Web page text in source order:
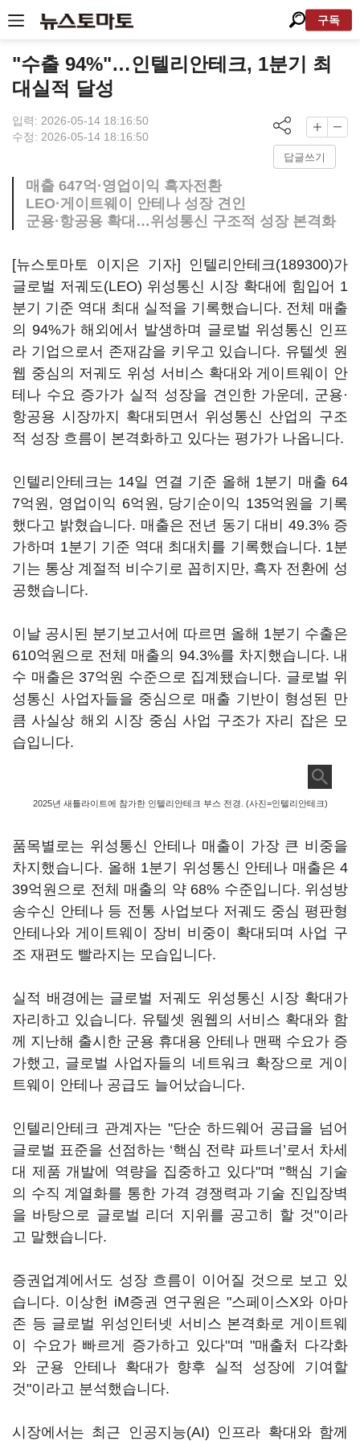
구독
"수출 94%"…인텔리안테크, 1분기 최
대실적 달성
입력: 2026-05-14 18:16:50
수정: 2026-05-14 18:16:50
답글쓰기
매출 647억·영업이익 흑자전환
LEO·게이트웨이 안테나 성장 견인
군용·항공용 확대…위성통신 구조적 성장 본격화
[뉴스토마토 이지은 기자] 인텔리안테크(189300)가
글로벌 저궤도(LEO) 위성통신 시장 확대에 힘입어 1
분기 기준 역대 최대 실적을 기록했습니다. 전체 매출
의 94%가 해외에서 발생하며 글로벌 위성통신 인프
라 기업으로서 존재감을 키우고 있습니다. 유텔셋 원
웹 중심의 저궤도 위성 서비스 확대와 게이트웨이 안
테나 수요 증가가 실적 성장을 견인한 가운데, 군용·
항공용 시장까지 확대되면서 위성통신 산업의 구조
적 성장 흐름이 본격화하고 있다는 평가가 나옵니다.
인텔리안테크는 14일 연결 기준 올해 1분기 매출 64
7억원, 영업이익 6억원, 당기순이익 135억원을 기록
했다고 밝혔습니다. 매출은 전년 동기 대비 49.3% 증
가하며 1분기 기준 역대 최대치를 기록했습니다. 1분
기는 통상 계절적 비수기로 꼽히지만, 흑자 전환에 성
공했습니다.
이날 공시된 분기보고서에 따르면 올해 1분기 수출은
610억원으로 전체 매출의 94.3%를 차지했습니다. 내
수 매출은 37억원 수준으로 집계됐습니다. 글로벌 위
성통신 사업자들을 중심으로 매출 기반이 형성된 만
큼 사실상 해외 시장 중심 사업 구조가 자리 잡은 모
습입니다.
2025년 새틀라이트에 참가한 인텔리안테크 부스 전경. (사진=인텔리안테크)
품목별로는 위성통신 안테나 매출이 가장 큰 비중을
차지했습니다. 올해 1분기 위성통신 안테나 매출은 4
39억원으로 전체 매출의 약 68% 수준입니다. 위성방
송수신 안테나 등 전통 사업보다 저궤도 중심 평판형
안테나와 게이트웨이 장비 비중이 확대되며 사업 구
조 재편도 빨라지는 모습입니다.
실적 배경에는 글로벌 저궤도 위성통신 시장 확대가
자리하고 있습니다. 유텔셋 원웹의 서비스 확대와 함
께 지난해 출시한 군용 휴대용 안테나 맨팩 수요가 증
가했고, 글로벌 사업자들의 네트워크 확장으로 게이
트웨이 안테나 공급도 늘어났습니다.
인텔리안테크 관계자는 "단순 하드웨어 공급을 넘어
글로벌 표준을 선점하는 ‘핵심 전략 파트너’로서 차세
대 제품 개발에 역량을 집중하고 있다"며 "핵심 기술
의 수직 계열화를 통한 가격 경쟁력과 기술 진입장벽
을 바탕으로 글로벌 리더 지위를 공고히 할 것"이라
고 말했습니다.
증권업계에서도 성장 흐름이 이어질 것으로 보고 있
습니다. 이상헌 iM증권 연구원은 "스페이스X와 아마
존 등 글로벌 위성인터넷 서비스 본격화로 게이트웨
이 수요가 빠르게 증가하고 있다"며 "매출처 다각화
와 군용 안테나 확대가 향후 실적 성장에 기여할
것"이라고 분석했습니다.
시장에서는 최근 인공지능(AI) 인프라 확대와 함께